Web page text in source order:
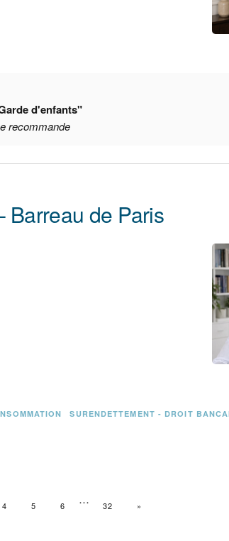
d'enfants"
recommande
Barreau de Paris
SURENDETTEMENT - DROIT
4 5 6 … 32 PAGE SUIVANTE
»